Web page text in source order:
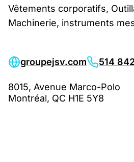
Vêtements corporatifs,
Machinerie, instruments
groupejsv.com 514
8015, Avenue Marco-Polo
Montréal, QC H1E 5Y8